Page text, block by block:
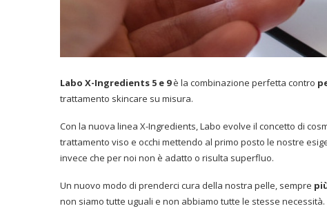
Labo X-Ingredients 5 e 9è la combinazione perfetta contro
trattamento skincare su misura.
Con la nuova linea X-Ingredients, Labo evolve il concetto di
trattamento viso e occhi mettendo al primo posto le nostre
invece che per noi non è adatto o risulta superfluo.
Un nuovo modo di prenderci cura della nostra pelle, sempre
non siamo tutte uguali e non abbiamo tutte le stesse necessità.